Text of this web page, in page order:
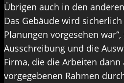
Übrigen auch in den
Das Gebäude wird
Planungen vorgesehen
Ausschreibung und die
Firma, die die Arbeiten dann
vorgegebenen Rahmen